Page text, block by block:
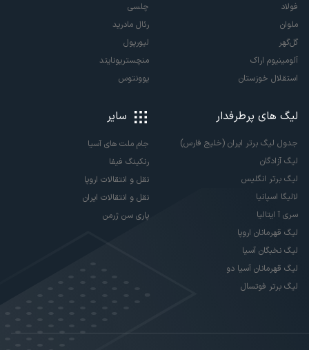
فولاد
ملوان
گل‌گهر
آلومینیوم اراک
استقلال خوزستان
چلسی
رئال مادرید
لیورپول
منچستریونایتد
یوونتوس
لیگ های پرطرفدار
جدول لیگ برتر ایران (خلیج فارس)
لیگ آزادگان
لیگ برتر انگلیس
لالیگا اسپانیا
سری آ ایتالیا
لیگ قهرمانان اروپا
لیگ نخبگان آسیا
لیگ قهرمانان آسیا دو
لیگ برتر فوتسال
سایر
جام ملت های آسیا
رنکینگ فیفا
نقل و انتقالات اروپا
نقل و انتقالات ایران
پاری سن ژرمن